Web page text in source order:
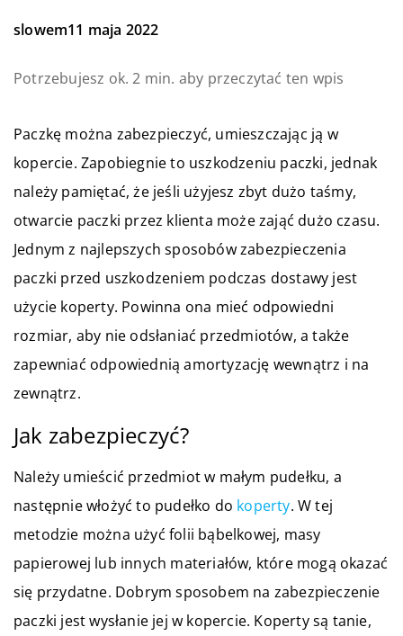
slowem11 maja 2022
Potrzebujesz ok. 2 min. aby przeczytać ten wpis
Paczkę można zabezpieczyć, umieszczając ją w
kopercie. Zapobiegnie to uszkodzeniu paczki, jednak
należy pamiętać, że jeśli użyjesz zbyt dużo taśmy,
otwarcie paczki przez klienta może zająć dużo czasu.
Jednym z najlepszych sposobów zabezpieczenia
paczki przed uszkodzeniem podczas dostawy jest
użycie koperty. Powinna ona mieć odpowiedni
rozmiar, aby nie odsłaniać przedmiotów, a także
zapewniać odpowiednią amortyzację wewnątrz i na
zewnątrz.
Jak zabezpieczyć?
Należy umieścić przedmiot w małym pudełku, a
następnie włożyć to pudełko do koperty. W tej
metodzie można użyć folii bąbelkowej, masy
papierowej lub innych materiałów, które mogą okazać
się przydatne. Dobrym sposobem na zabezpieczenie
paczki jest wysłanie jej w kopercie. Koperty są tanie,